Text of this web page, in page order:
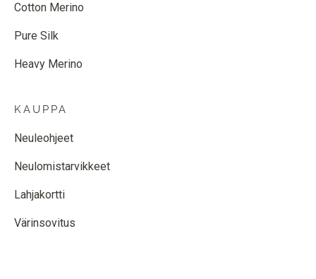
Cotton Merino
Pure Silk
Heavy Merino
KAUPPA
Neuleohjeet
Neulomistarvikkeet
Lahjakortti
Värinsovitus